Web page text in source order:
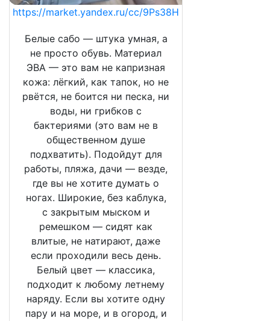
https://market.yandex.ru/cc/9Ps38H
Белые сабо — штука умная, а
не просто обувь. Материал
ЭВА — это вам не капризная
кожа: лёгкий, как тапок, но не
рвётся, не боится ни песка, ни
воды, ни грибков с
бактериями (это вам не в
общественном душе
подхватить). Подойдут для
работы, пляжа, дачи — везде,
где вы не хотите думать о
ногах. Широкие, без каблука,
с закрытым мыском и
ремешком — сидят как
влитые, не натирают, даже
если проходили весь день.
Белый цвет — классика,
подходит к любому летнему
наряду. Если вы хотите одну
пару и на море, и в огород, и